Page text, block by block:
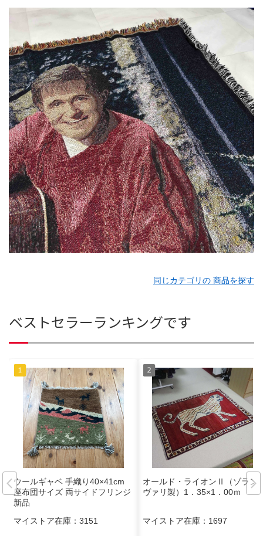
同じカテゴリの 商品を探す
ベストセラーランキングです
ウールギャベ 手織り40×41cm
座布団サイズ 両サイドフリンジ
新品
マイストア在庫： 3151
オールド・ライオンⅡ（ゾラン
ヴァリ製）1．35×1．00ｍ
マイストア在庫： 1697